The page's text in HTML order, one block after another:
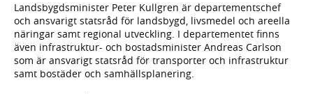
Landsbygdsminister Peter Kullgren är departementschef
och ansvarigt statsråd för landsbygd, livsmedel och areella
näringar samt regional utveckling. I departementet finns
även infrastruktur- och bostadsminister Andreas Carlson
som är ansvarigt statsråd för transporter och infrastruktur
samt bostäder och samhällsplanering.